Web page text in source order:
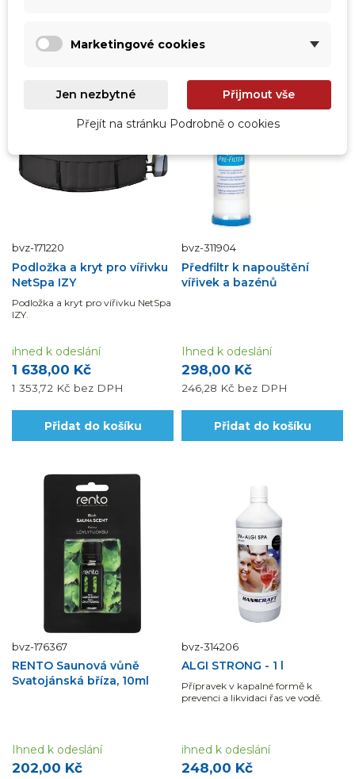
bvz-171220
Podložka a kryt pro vířivku
NetSpa IZY
Podložka a kryt pro vířivku NetSpa
IZY.
1 638,00 Kč
1 353,72 Kč bez DPH
ihned k odeslání
Přidat do košíku
bvz-311904
Předfiltr k napouštění
vířivek a bazénů
298,00 Kč
246,28 Kč bez DPH
Ihned k odeslání
Přidat do košíku
bvz-176367
RENTO Saunová vůně
Svatojánská bříza, 10ml
202,00 Kč
Ihned k odeslání
bvz-314206
ALGI STRONG - 1 l
Přípravek v kapalné formě k
prevenci a likvidaci řas ve vodě.
248,00 Kč
ihned k odeslání
Marketingové cookies
Jen nezbytné Přijmout vše
Přejít na stránku Podrobně o cookies